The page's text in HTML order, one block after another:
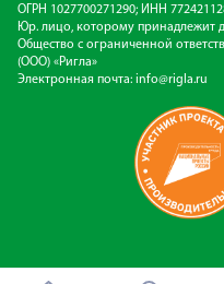
ОГРН 1027700271290; ИНН
Юр. лицо, которому принадлежит
Общество с ограниченной
(ООО) «Ригла»
Электронная почта: info@rigla.ru